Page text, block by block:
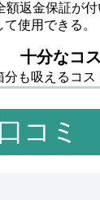
額返金保証が
て使用できる。
十分なコ
分も吸えるコ
口コミ